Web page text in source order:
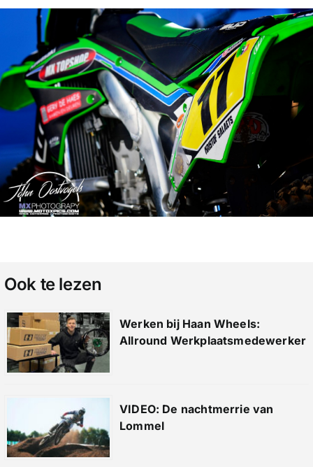
Ook te lezen
Werken bij Haan Wheels:
Allround Werkplaatsmedewerker
VIDEO: De nachtmerrie van
Lommel